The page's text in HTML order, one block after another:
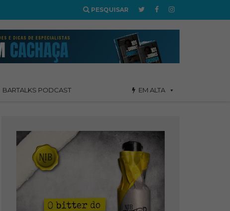
PESQUISAR
BARTALKS PODCAST EM ALTA